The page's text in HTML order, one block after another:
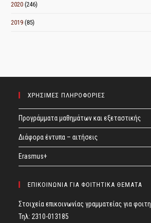
2020 (246)
2019 (85)
ΧΡΗΣΙΜΕΣ ΠΛΗΡΟΦΟΡΙΕΣ
Προγράμματα μαθημάτων και εξεταστικής
Διάφορα έντυπα – αιτήσεις
Erasmus+
ΕΠΙΚΟΙΝΩΝΙΑ ΓΙΑ ΦΟΙΤΗΤΙΚΑ ΘΕΜΑΤΑ
Στοιχεία επικοινωνίας γραμματείας για
Τηλ: 2310-013185